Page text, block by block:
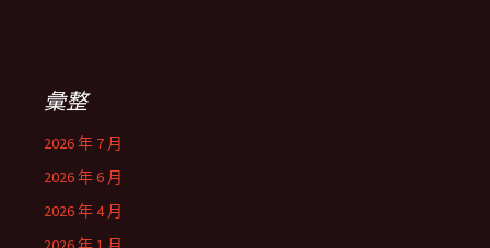
彙整
2026 年 7 月
2026 年 6 月
2026 年 4 月